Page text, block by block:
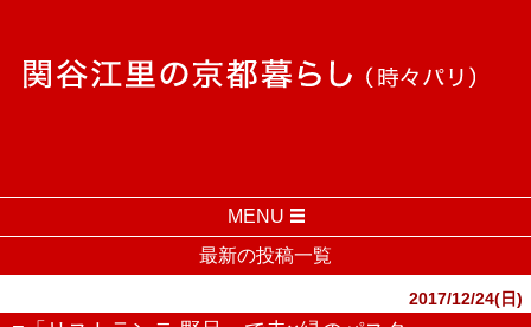
MENU
最新の投稿一覧
2017/12/24(日)